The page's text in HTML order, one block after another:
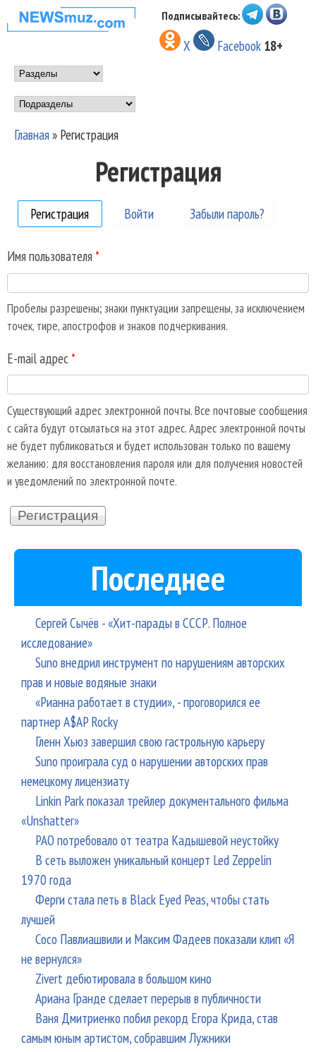
Перейти к основному
содержанию
НОВОСТИ
МУЗЫКИ И
ШОУ БИЗНЕСА
NEWSMUZ.COM
Подписывайтесь:
X Facebook 18+
Main menu
Подразделы
Главная» Регистрация
Регистрация
Регистрация (активная вкладка)
Войти Забыли пароль?
Имя пользователя *
Пробелы разрешены; знаки пунктуации запрещены, за исключением
точек, тире, апострофов и знаков подчеркивания.
E-mail адрес *
Существующий адрес электронной почты. Все почтовые сообщения
с сайта будут отсылаться на этот адрес. Адрес электронной почты
не будет публиковаться и будет использован только по вашему
желанию: для восстановления пароля или для получения новостей
и уведомлений по электронной почте.
Последнее
Сергей Сычёв - «Хит-парады в СССР. Полное
исследование»
Suno внедрил инструмент по нарушениям авторских
прав и новые водяные знаки
«Рианна работает в студии», - проговорился ее
партнер A$AP Rocky
Гленн Хьюз завершил свою гастрольную карьеру
Suno проиграла суд о нарушении авторских прав
немецкому лицензиату
Linkin Park показал трейлер документального фильма
«Unshatter»
РАО потребовало от театра Кадышевой неустойку
В сеть выложен уникальный концерт Led Zeppelin
1970 года
Ферги стала петь в Black Eyed Peas, чтобы стать
лучшей
Сосо Павлиашвили и Максим Фадеев показали клип «Я
не вернулся»
Zivert дебютировала в большом кино
Ариана Гранде сделает перерыв в публичности
Ваня Дмитриенко побил рекорд Егора Крида, став
самым юным артистом, собравшим Лужники